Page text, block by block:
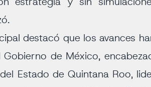
estrategia y sin
destacó que los avances
de México,
Estado de Quintana Roo,